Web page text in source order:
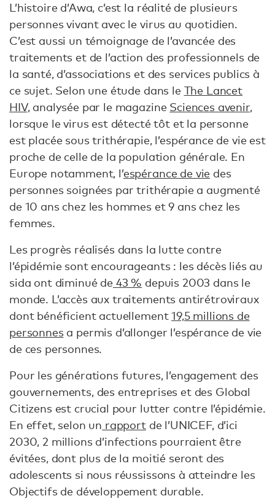
L’histoire d’Awa, c’est la réalité de plusieurs
personnes vivant avec le virus au quotidien.
C’est aussi un témoignage de l’avancée des
traitements et de l’action des professionnels de
la santé, d’associations et des services publics à
ce sujet. Selon une étude dans le The Lancet
HIV, analysée par le magazine Sciences avenir,
lorsque le virus est détecté tôt et la personne
est placée sous trithérapie, l’espérance de vie est
proche de celle de la population générale. En
Europe notamment, l’espérance de vie des
personnes soignées par trithérapie a augmenté
de 10 ans chez les hommes et 9 ans chez les
femmes.
Les progrès réalisés dans la lutte contre
l’épidémie sont encourageants : les décès liés au
sida ont diminué de43 % depuis 2003 dans le
monde. L’accès aux traitements antirétroviraux
dont bénéficient actuellement19,5 millions de
personnesa permis d’allonger l’espérance de vie
de ces personnes.
Pour les générations futures, l’engagement des
gouvernements, des entreprises et des Global
Citizens est crucial pour lutter contre l’épidémie.
En effet, selon un rapportde l’UNICEF, d’ici
2030, 2 millions d’infections pourraient être
évitées, dont plus de la moitié seront des
adolescents si nous réussissons à atteindre les
Objectifs de développement durable.